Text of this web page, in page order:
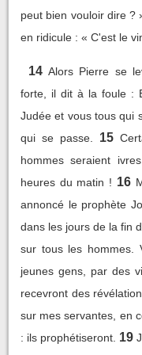
peut bien vouloir dire ?
en ridicule : « C'est le
14 Alors Pierre se
forte, il dit à la foule :
Judée et vous tous qui
qui se passe.
15
hommes seraient
heures du matin ! 16
annoncé le prophète
dans les jours de la fin
sur tous les hommes.
jeunes gens, par des
recevront des
sur mes servantes, en
: ils prophétiseront. 19